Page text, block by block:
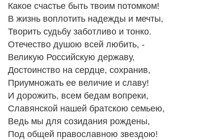
Какое счастье быть твоим потомком!
В жизнь воплотить надежды и мечты,
Творить судьбу заботливо и тонко.
Отечество душою всей любить, -
Великую Российскую державу,
Достоинство на сердце, сохранив,
Приумножать ее величие и славу!
И дорожить, всем бедам вопреки,
Славянской нашей братскою семьею,
Ведь мы для созидания рождены,
Под общей православною звездою!